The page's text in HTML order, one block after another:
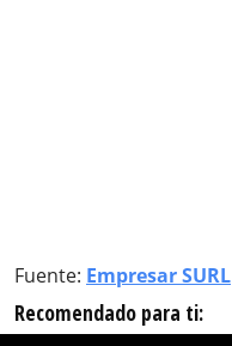
Fuente: Empresar SURL
Recomendado para ti: